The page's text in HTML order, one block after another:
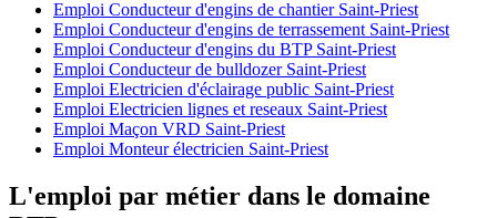
Emploi Conducteur d'engins de chantier Saint-Priest
Emploi Conducteur d'engins de terrassement Saint-Priest
Emploi Conducteur d'engins du BTP Saint-Priest
Emploi Conducteur de bulldozer Saint-Priest
Emploi Electricien d'éclairage public Saint-Priest
Emploi Electricien lignes et reseaux Saint-Priest
Emploi Maçon VRD Saint-Priest
Emploi Monteur électricien Saint-Priest
L'emploi par métier dans le domaine